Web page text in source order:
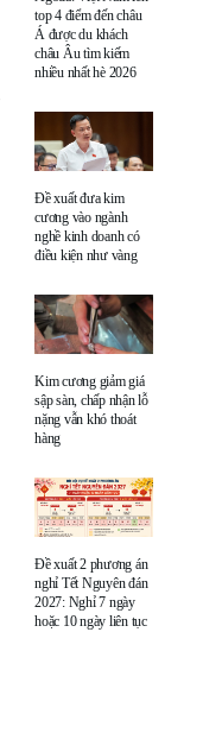
top 4 điểm đến châu
Á được du khách
châu Âu tìm kiếm
nhiều nhất hè 2026
Đề xuất đưa kim
cương vào ngành
nghề kinh doanh có
điều kiện như vàng
Kim cương giảm giá
sập sàn, chấp nhận lỗ
nặng vẫn khó thoát
hàng
Đề xuất 2 phương án
nghỉ Tết Nguyên đán
2027: Nghỉ 7 ngày
hoặc 10 ngày liên tục